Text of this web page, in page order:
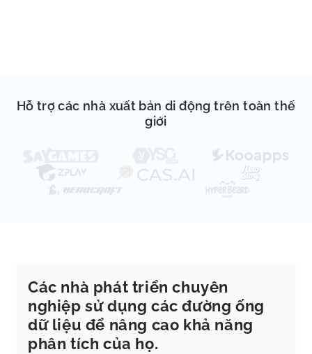
Hỗ trợ các nhà xuất bản di động trên toàn thế
giới
Các nhà phát triển chuyên
nghiệp sử dụng các đường ống
dữ liệu để nâng cao khả năng
phân tích của họ.